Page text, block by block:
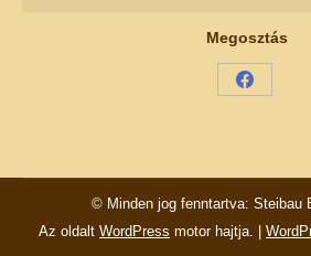
Megosztás
Share
© Minden jog fenntartva: Steibau
Az oldalt WordPress motor hajtja. |